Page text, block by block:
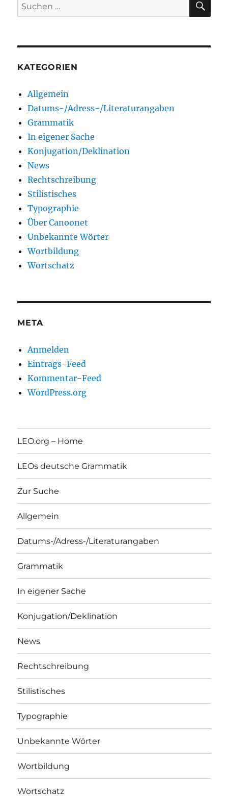
Suchen
nach:
KATEGORIEN
Allgemein
Datums-/Adress-/Literaturangaben
Grammatik
In eigener Sache
Konjugation/Deklination
News
Rechtschreibung
Stilistisches
Typographie
Über Canoonet
Unbekannte Wörter
Wortbildung
Wortschatz
META
Anmelden
Eintrags-Feed
Kommentar-Feed
WordPress.org
LEO.org – Home
LEOs deutsche Grammatik
Zur Suche
Allgemein
Datums-/Adress-/Literaturangaben
Grammatik
In eigener Sache
Konjugation/Deklination
News
Rechtschreibung
Stilistisches
Typographie
Unbekannte Wörter
Wortbildung
Wortschatz